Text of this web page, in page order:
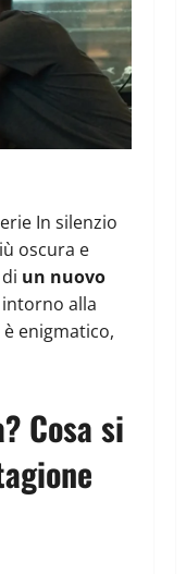
In silenzio
oscura e
un nuovo
alla
enigmatico,
Cosa si